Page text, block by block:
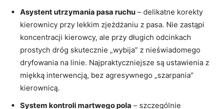
Asystent utrzymania pasa ruchu – delikatne korekty
kierownicy przy lekkim zjeżdżaniu z pasa. Nie zastąpi
koncentracji kierowcy, ale przy długich odcinkach
prostych dróg skutecznie „wybija” z nieświadomego
dryfowania na linie. Najpraktyczniejsze są ustawienia z
miękką interwencją, bez agresywnego „szarpania”
kierownicą.
System kontroli martwego pola – szczególnie